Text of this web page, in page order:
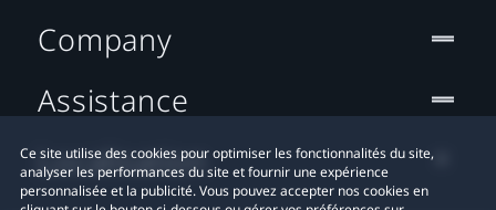
Ce site utilise des cookies pour optimiser les fonctionnalités du site,
analyser les performances du site et fournir une expérience
personnalisée et la publicité. Vous pouvez accepter nos cookies en
Company
Assistance
Localisation